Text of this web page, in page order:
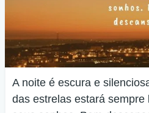
A noite é escura e
das estrelas estará